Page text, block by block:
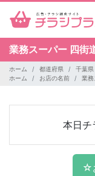
業務スーパー 四街
ホーム 都道府県 千葉県
ホーム
お店の名前 業務
本日チ